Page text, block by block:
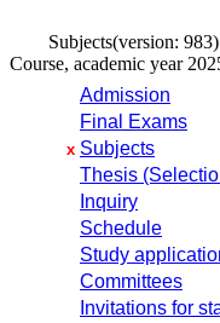
Subjects(version: 983)
Course, academic year
Admission
Final Exams
x Subjects
Thesis
Inquiry
Schedule
Study
Committees
Invitations for